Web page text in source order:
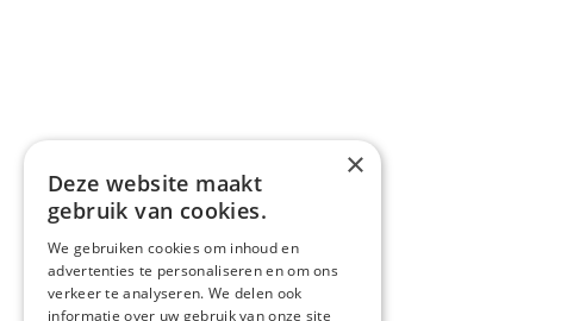
×
Deze website maakt
gebruik van cookies.
We gebruiken cookies om inhoud en
advertenties te personaliseren en om ons
verkeer te analyseren. We delen ook
informatie over uw gebruik van onze site